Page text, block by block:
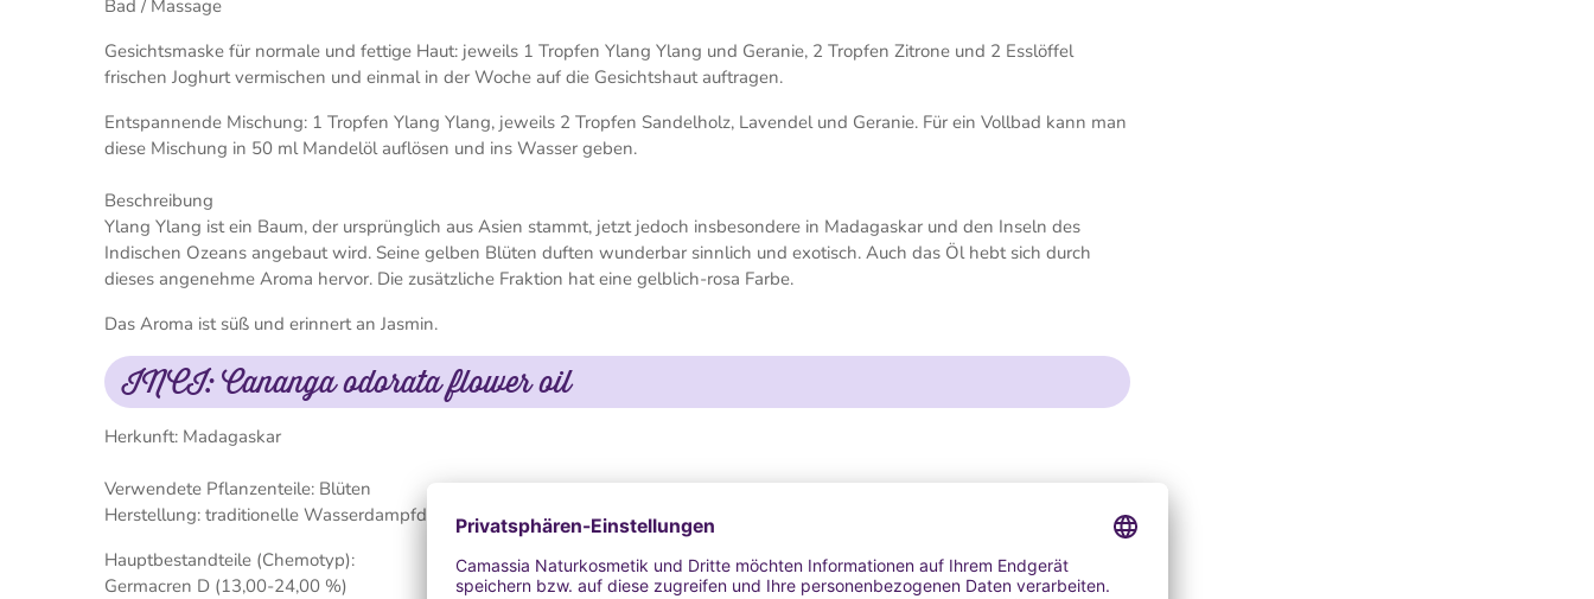
Bad / Massage
Gesichtsmaske für normale und fettige Haut: jeweils 1 Tropfen Ylang Ylang und Geranie, 2 Tropfen Zitrone und 2 Esslöffel
frischen Joghurt vermischen und einmal in der Woche auf die Gesichtshaut auftragen.
Entspannende Mischung: 1 Tropfen Ylang Ylang, jeweils 2 Tropfen Sandelholz, Lavendel und Geranie. Für ein Vollbad kann man
diese Mischung in 50 ml Mandelöl auflösen und ins Wasser geben.
Beschreibung
Ylang Ylang ist ein Baum, der ursprünglich aus Asien stammt, jetzt jedoch insbesondere in Madagaskar und den Inseln des
Indischen Ozeans angebaut wird. Seine gelben Blüten duften wunderbar sinnlich und exotisch. Auch das Öl hebt sich durch
dieses angenehme Aroma hervor. Die zusätzliche Fraktion hat eine gelblich-rosa Farbe.
Das Aroma ist süß und erinnert an Jasmin.
INCI: Cananga odorata flower oil
Herkunft: Madagaskar
Verwendete Pflanzenteile: Blüten
Herstellung: traditionelle Wasserdampfdestillation
Hauptbestandteile (Chemotyp):
Germacren D (13,00-24,00 %)